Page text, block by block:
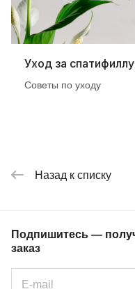
Уход за
Советы по уходу
Назад к списку
Подпишитесь —
заказ